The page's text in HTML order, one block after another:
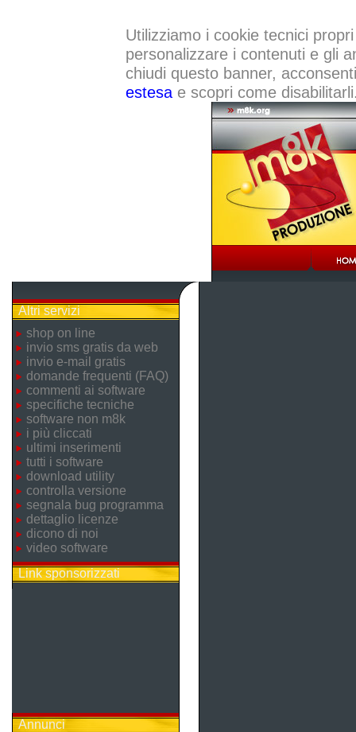
Utilizziamo i cookie tecnici
personalizzare i contenuti e gli
chiudi questo banner,
estesae scopri come
Altri servizi
shop on line
invio sms gratis da web
invio e-mail gratis
domande frequenti (FAQ)
commenti ai software
specifiche tecniche
software non m8k
i più cliccati
ultimi inserimenti
tutti i software
download utility
controlla versione
segnala bug programma
dettaglio licenze
dicono di noi
video software
Link sponsorizzati
Annunci